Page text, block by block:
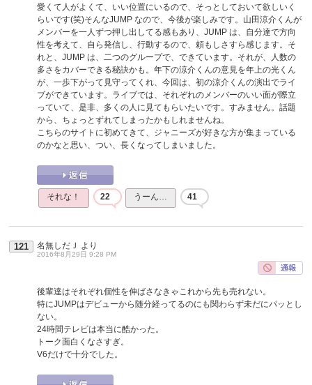
愛くて人がよくて、いい位置にいるので、そっとしておいて欲しいく
らいです(笑)そんなJUMP なので、今後が楽しみです。山田涼介くんが
メンバーを一人ずつ押し出してる感もあり、JUMP は、自分達で方向
性を考えて、自ら発信し、行動するので、頼もしさすら感じます。そ
れと、JUMP は、二つのグループで、できています。それが、人数の
多さをカバーできる秘訣かも。年下の涼介くんの意見を年上の光くん
が、一歩下がって見守ってくれ、今回は、初の涼介くんの演出でライ
ブができています。ライブでは、それぞれのメンバーのいい面が際立
っていて、是非、多くの人に見てもらいたいです。すみません。話題
から、ちょっとずれてしまったかもしれませんね。
こちらのサイトに初めてきて、ジャニーズが好きな方が集まっている
のかなと思い、つい、長くなってしまいました。
それな！ 22 うーん… 41
121 名無しだＪ より
2016年8月29日 9:28 PM
後輩達はそれぞれ個性を伸ばさなきゃこれから先も売れない。
特にJUMPはデビューから随分経ってるのにも関わらず未だにパッとし
ない。
24時間テレビは本当に酷かった。
トーク面白くなさすぎ。
V6だけで十分でした。